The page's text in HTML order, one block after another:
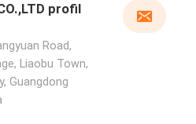
profil
Road,
Liaobu Town,
Guangdong